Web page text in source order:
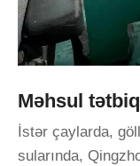
Məhsul
İstər çaylarda,
sularında,